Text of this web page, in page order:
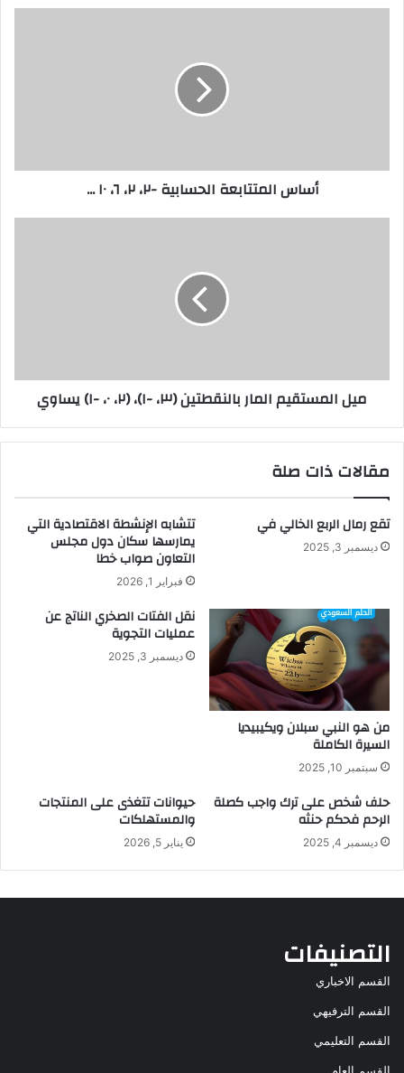
أساس المتتابعة الحسابية -٢، ٢، ٦، ١٠ ...
-١)
يساويميل المستقيم المار بالنقطتين (٣، -١)، (٢، ٠، -١) يساوي
مقالات ذات صلة
تقع رمال الربع الخالي في
ديسمبر 3, 2025
تتشابه الإنشطة الاقتصادية التي
يمارسها سكان دول مجلس
التعاون صواب خطا
فبراير 1, 2026
من هو النبي سبلان ويكيبيديا
السيرة الكاملة
سبتمبر 10, 2025
نقل الفتات الصخري الناتج عن
عمليات التجوية
ديسمبر 3, 2025
حلف شخص على ترك واجب كصلة
الرحم فحكم حنثه
ديسمبر 4, 2025
حيوانات تتغذى على المنتجات
والمستهلكات
يناير 5, 2026
التصنيفات
القسم الاخباري
القسم الترفيهي
القسم التعليمي